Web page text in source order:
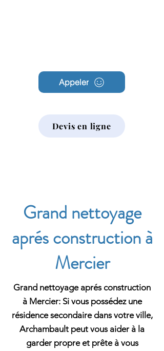
Appeler
Devis en ligne
Grand nettoyage
aprés construction à
Mercier
Grand nettoyage aprés construction
à Mercier: Si vous possédez une
résidence secondaire dans votre ville,
Archambault peut vous aider à la
garder propre et prête à vous